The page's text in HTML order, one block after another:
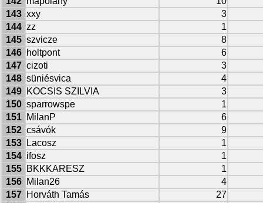
143 xxy
3
144 zz
1
145 szvicze
8
146
holtpont
6
147 cizoti
3
148 süniésvica
4
149
KOCSIS SZILVIA
3
150 sparrowspe
1
151
MilanP
6
152 csávók
9
153
Lacosz
1
154 ifosz
1
155
BKKKARESZ
1
156
Milan26
4
157
Horváth Tamás
27